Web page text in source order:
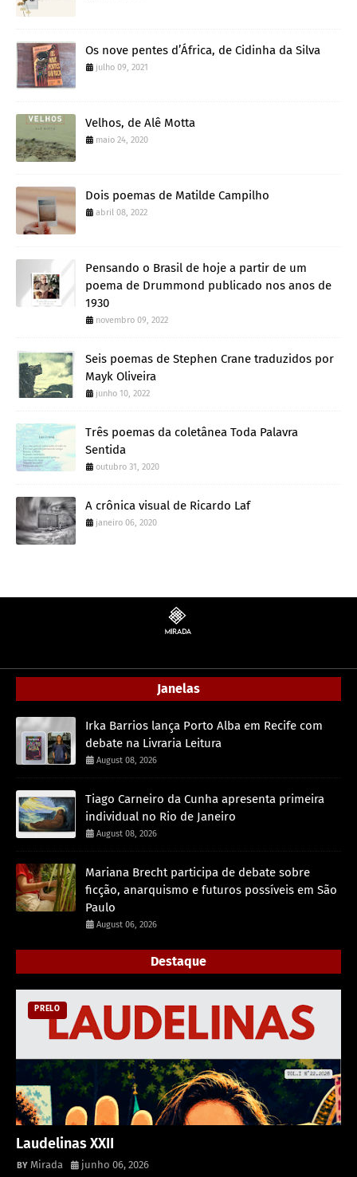
Os nove pentes d’África, de Cidinha da Silva
julho 09, 2021
Velhos, de Alê Motta
maio 24, 2020
Dois poemas de Matilde Campilho
abril 08, 2022
Pensando o Brasil de hoje a partir de um
poema de Drummond publicado nos anos de
1930
novembro 09, 2022
Seis poemas de Stephen Crane traduzidos por
Mayk Oliveira
junho 10, 2022
Três poemas da coletânea Toda Palavra
Sentida
outubro 31, 2020
A crônica visual de Ricardo Laf
janeiro 06, 2020
Janelas
Irka Barrios lança Porto Alba em Recife com
debate na Livraria Leitura
August 08, 2026
Tiago Carneiro da Cunha apresenta primeira
individual no Rio de Janeiro
August 08, 2026
Mariana Brecht participa de debate sobre
ficção, anarquismo e futuros possíveis em São
Paulo
August 06, 2026
Destaque
PRELO
Laudelinas XXII
Mirada junho 06, 2026